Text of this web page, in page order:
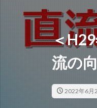
＜
流の
2022年6月